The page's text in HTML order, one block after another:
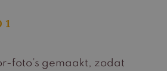
foto’s gemaakt, zodat